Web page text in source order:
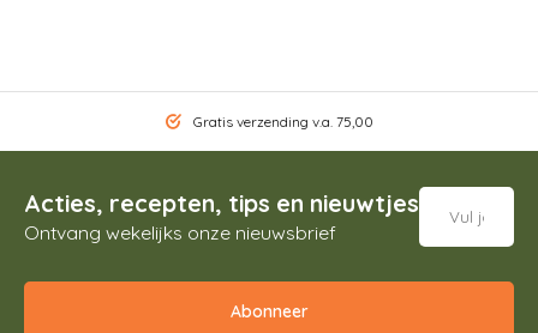
Gratis verzending v.a. 75,00
Acties, recepten, tips en nieuwtjes
Ontvang wekelijks onze nieuwsbrief
Abonneer